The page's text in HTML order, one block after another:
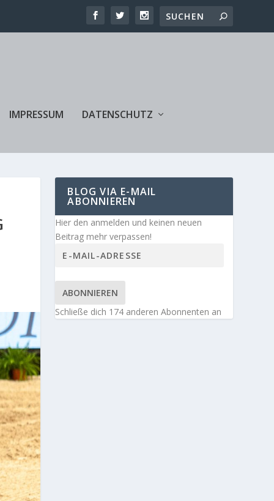
IMPRESSUM DATENSCHUTZ
BLOG VIA E-MAIL
ABONNIEREN
Hier den anmelden und keinen neuen
Beitrag mehr verpassen!
ABONNIEREN
Schließe dich 174 anderen Abonnenten an